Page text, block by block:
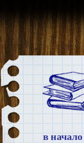
в начало